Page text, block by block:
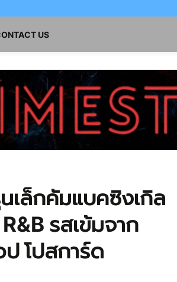
US
ล็กคัมแบคซิงเกิล
รสเข้มจาก
โปสการ์ด